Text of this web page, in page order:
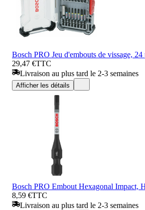
Bosch PRO Jeu d'embouts de vissage, 24
29,47 €TTC
Livraison au plus tard le 2-3 semaines
Afficher les détails
Bosch PRO Embout Hexagonal Impact,
8,59 €TTC
Livraison au plus tard le 2-3 semaines